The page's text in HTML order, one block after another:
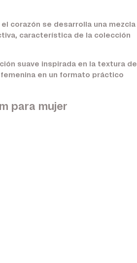
corazón se desarrolla una mezcla
característica de la colección
suave inspirada en la textura de
en un formato práctico
para mujer